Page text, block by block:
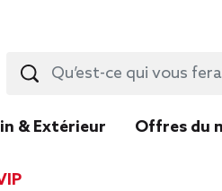
& Extérieur Offres du